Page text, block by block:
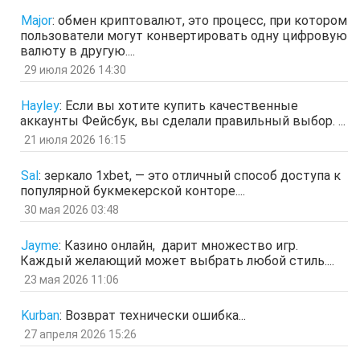
отв. цит.
Гость 26 мар 2026, 01:35
мЛЙК
ащрд
отв. цит.
Гость
ыЩЧЭ
отв. цит.
Гость
ЗОл
отв. цит.
Гость 5 мар 2026, 12:20
оЭЬЧ
SPPS 2 мар 2026, 16:19
ау, есть кто живой здесь?)
Гость
Major: обмен криптовалют, это процесс, при котором
пользователи могут конвертировать одну цифровую
валюту в другую....
29 июля 2026 14:30
Hayley: Если вы хотите купить качественные
аккаунты Фейсбук, вы сделали правильный выбор. ...
21 июля 2026 16:15
Sal: зеркало 1xbet, — это отличный способ доступа к
популярной букмекерской конторе....
30 мая 2026 03:48
Jayme: Казино онлайн, дарит множество игр.
Каждый желающий может выбрать любой стиль....
23 мая 2026 11:06
Kurban: Возврат технически ошибка...
27 апреля 2026 15:26